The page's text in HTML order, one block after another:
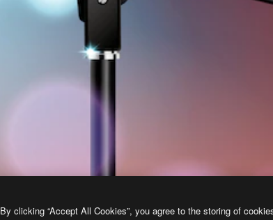
By clicking “Accept All Cookies”, you agree to the storing of